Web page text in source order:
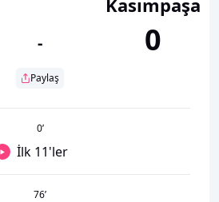
-
Paylaş
Kasımpaşa
0
0’
İlk 11'ler
76’